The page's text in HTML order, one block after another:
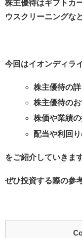
株主優待はギフトカ
ウスクリーニングな
今回はイオンディラ
株主優待の
株主優待の
株価や業績
配当や利回
をご紹介していきます
ぜひ投資する際の参